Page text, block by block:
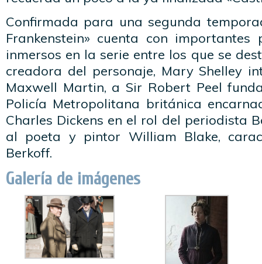
Confirmada para una segunda
Frankenstein» cuenta con importantes
inmersos en la serie entre los que se
creadora del personaje, Mary Shelley
Maxwell Martin, a Sir Robert Peel
Policía Metropolitana británica
Charles Dickens en el rol del periodista
al poeta y pintor William Blake,
Berkoff.
Galería de imágenes